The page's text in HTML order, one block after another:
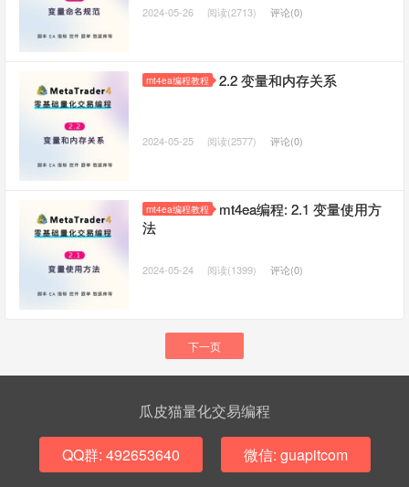
2024-05-26 阅读(2713) 评论(0)
mt4ea编程教程 2.2 变量和内存关系
2024-05-25 阅读(2577) 评论(0)
mt4ea编程教程
mt4ea编程: 2.1 变量使用方
法
2024-05-24 阅读(1399) 评论(0)
下一页
瓜皮猫量化交易编程
QQ群: 492653640 微信: guapitcom